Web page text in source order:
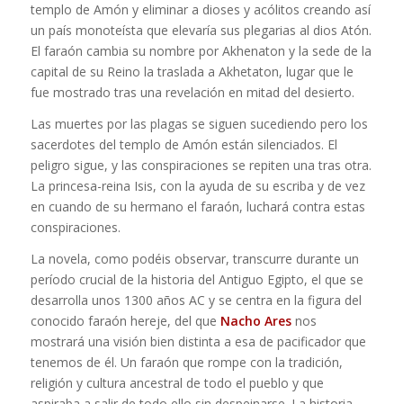
templo de Amón y eliminar a dioses y acólitos creando así
un país monoteísta que elevaría sus plegarias al dios Atón.
El faraón cambia su nombre por Akhenaton y la sede de la
capital de su Reino la traslada a Akhetaton, lugar que le
fue mostrado tras una revelación en mitad del desierto.
Las muertes por las plagas se siguen sucediendo pero los
sacerdotes del templo de Amón están silenciados. El
peligro sigue, y las conspiraciones se repiten una tras otra.
La princesa-reina Isis, con la ayuda de su escriba y de vez
en cuando de su hermano el faraón, luchará contra estas
conspiraciones.
La novela, como podéis observar, transcurre durante un
período crucial de la historia del Antiguo Egipto, el que se
desarrolla unos 1300 años AC y se centra en la figura del
conocido faraón hereje, del que Nacho Aresnos
mostrará una visión bien distinta a esa de pacificador que
tenemos de él. Un faraón que rompe con la tradición,
religión y cultura ancestral de todo el pueblo y que